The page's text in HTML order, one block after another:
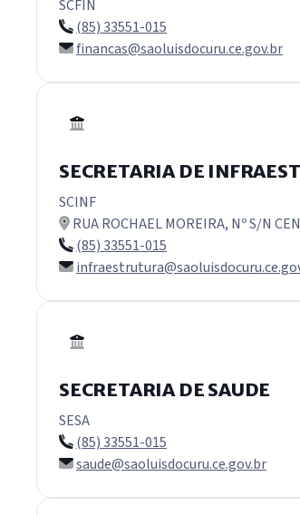
SCFIN
(85) 33551-015
financas@saoluisdocuru.ce.gov.br
SECRETARIA DE
SCINF
RUA ROCHAEL MOREIRA, Nº S/N
(85) 33551-015
SECRETARIA DE SAUDE
SESA
(85) 33551-015
saude@saoluisdocuru.ce.gov.br